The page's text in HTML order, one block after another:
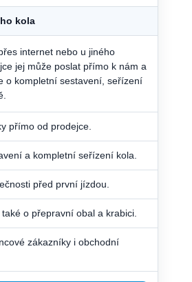
kola
internet nebo u jiného
jej může poslat přímo k nám a
o kompletní sestavení, seřízení
přímo od prodejce.
a kompletní seřízení kola.
před první jízdou.
o přepravní obal a krabici.
zákazníky i obchodní